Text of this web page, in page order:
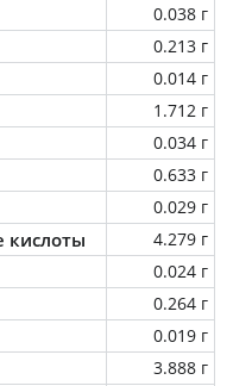
0.038 г
0.213 г
0.014 г
1.712 г
0.034 г
0.633 г
0.029 г
4.279 г
0.024 г
0.264 г
0.019 г
3.888 г